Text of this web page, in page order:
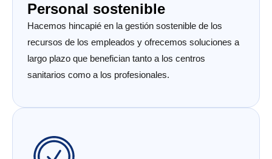
Personal sostenible
Hacemos hincapié en la gestión sostenible de los
recursos de los empleados y ofrecemos soluciones a
largo plazo que benefician tanto a los centros
sanitarios como a los profesionales.